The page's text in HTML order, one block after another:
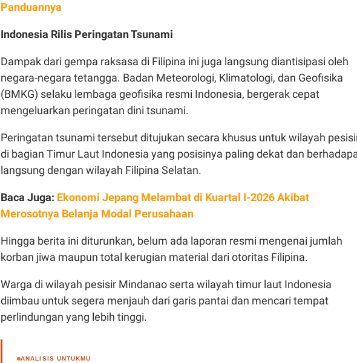
Panduannya
Indonesia Rilis Peringatan Tsunami
Dampak dari gempa raksasa di Filipina ini juga langsung diantisipasi oleh
negara-negara tetangga. Badan Meteorologi, Klimatologi, dan Geofisika
(BMKG) selaku lembaga geofisika resmi Indonesia, bergerak cepat
mengeluarkan peringatan dini tsunami.
Peringatan tsunami tersebut ditujukan secara khusus untuk wilayah
di bagian Timur Laut Indonesia yang posisinya paling dekat dan
langsung dengan wilayah Filipina Selatan.
Baca Juga: Ekonomi Jepang Melambat di Kuartal I-2026 Akibat
Merosotnya Belanja Modal Perusahaan
Hingga berita ini diturunkan, belum ada laporan resmi mengenai jumlah
korban jiwa maupun total kerugian material dari otoritas Filipina.
Warga di wilayah pesisir Mindanao serta wilayah timur laut Indonesia
diimbau untuk segera menjauh dari garis pantai dan mencari tempat
perlindungan yang lebih tinggi.
ANALISIS UNTUKMU